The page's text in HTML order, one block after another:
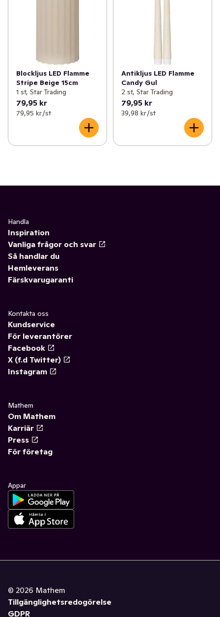
Blockljus LED Flamme
Stripe Beige 15cm
1 st, Star Trading
79,95 kr
79,95 kr /st
Antikljus LED Flamme
Candy Gul
2 st, Star Trading
79,95 kr
39,98 kr /st
Handla
Inspiration
Vanliga frågor och svar
Så handlar du
Hemleverans
Färskvarugaranti
Kontakta oss
Kundservice
För leverantörer
Facebook
X (f.d Twitter)
Instagram
Mathem
Om Mathem
Karriär
Press
För företag
Appar
© 2026 Mathem
Tillgänglighetsredogörelse
GDPR